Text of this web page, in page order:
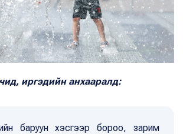
иргэдийн анхааралд:
баруун хэсгээр бороо, зарим